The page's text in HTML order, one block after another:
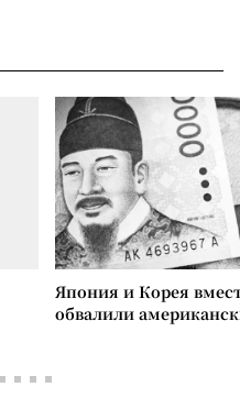
Япония и Корея
обвалили